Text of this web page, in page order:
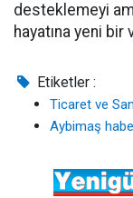
desteklemeyi
hayatına yeni bir
Etiketler :
Ticaret ve
Aybimaş